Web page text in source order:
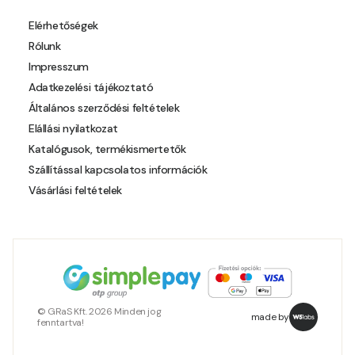
Elérhetőségek
Rólunk
Impresszum
Adatkezelési tájékoztató
Általános szerződési feltételek
Elállási nyilatkozat
Katalógusok, termékismertetők
Szállítással kapcsolatos információk
Vásárlási feltételek
© GRaS Kft. 2026 Minden jog
fenntartva!
made by